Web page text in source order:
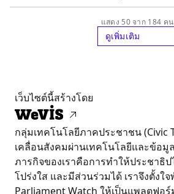
แสดง 50 จาก 184 คน
ดูเพิ่มเติม
เว็บไซต์นี้สร้างโดย
กลุ่มเทคโนโลยีภาคประชาชน (Civic
เคลื่อนสังคมผ่านเทคโนโลยีและข้อมู
ภารกิจของเราคือการทำให้ประชาธิป
โปร่งใส และมีส่วนร่วมได้ เราจึงตั้งใ
Parliament Watch ให้เป็นแพลตฟอ